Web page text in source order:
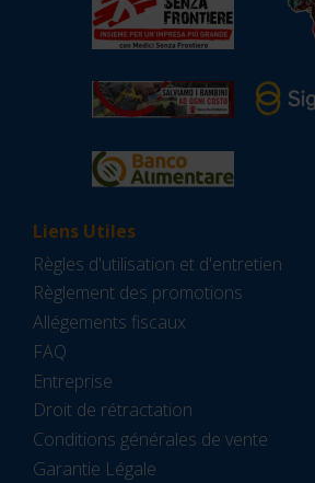
Liens Utiles
Règles d'utilisation et d'entretien
Règlement des promotions
Allégements fiscaux
FAQ
Entreprise
Droit de rétractation
Conditions générales de vente
Garantie Légale